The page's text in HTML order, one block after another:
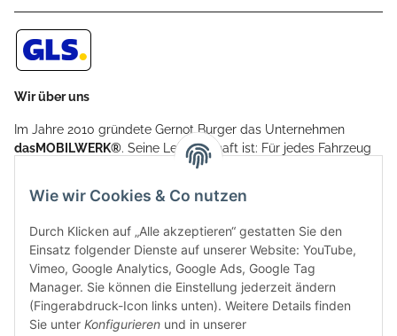
Wir über uns
Im Jahre 2010 gründete Gernot Burger das Unternehmen
dasMOBILWERK®. Seine Leidenschaft ist: Für jedes Fahrzeug
ein Car Cover anzubieten - passgenau und individuell.
Aufgrund der vielen positiven Kundenrückmeldungen kamen
weitere Produkte, wie Reifenschuhe, Hardtopständer hinzu.
Seine Reifenschoner werden in Deutschland produziert und
sind mit hochwertigen Techniken und Materialien gefertigt.
dasMOBILWERK® ist seit der Gründung ein
Familienunternehmen, welches sich seit 2010 auf
Wachstumskurs befindet. Hier haben Sie zu den üblichen
Geschäftszeiten immer einen persönlichen Ansprechpartner,
Wie wir Cookies & Co nutzen
Durch Klicken auf „Alle akzeptieren“ gestatten Sie den
Einsatz folgender Dienste auf unserer Website: YouTube,
Vimeo, Google Analytics, Google Ads, Google Tag
Manager. Sie können die Einstellung jederzeit ändern
(Fingerabdruck-Icon links unten). Weitere Details finden
Sie unter Konfigurieren und in unserer